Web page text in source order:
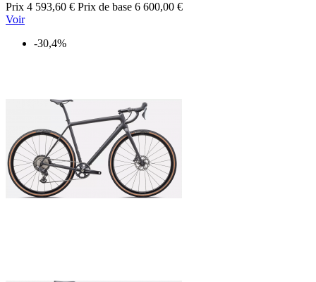
Prix 4 593,60 € Prix de base 6 600,00 €
Voir
-30,4%